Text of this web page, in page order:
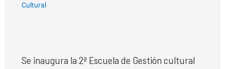
Cultural
Se inaugura la 2ª Escuela de Gestión cultural